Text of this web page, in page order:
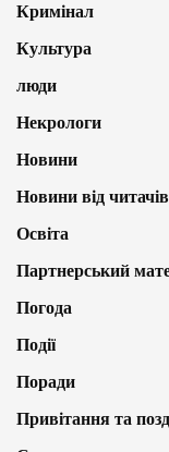
Кримінал
Культура
люди
Некрологи
Новини
Новини від читачів
Освіта
Партнерський
Погода
Події
Поради
Привітання та